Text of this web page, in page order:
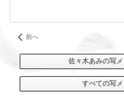
前へ
佐々木あみの写
すべての写